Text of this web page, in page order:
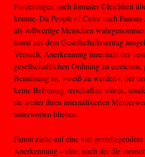
Forderungen nach formaler Gleichheit
könnte. Da People of Color nach
als vollwertige Menschen
somit aus dem Gesellschaftsvertrag
Versuch, Anerkennung innerhalb der
gesellschaftlichen Ordnung zu erreichen,
Bemühung an, »weiß zu werden«, der
keine Befreiung verschaffen würde,
sie weiter ihren internalisierten
unterworfen blieben.
Fanon zielte auf eine viel
Anerkennung – eine, nach der die